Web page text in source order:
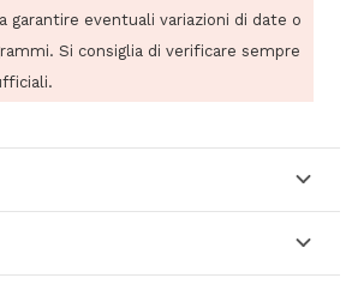
garantire eventuali variazioni di date o
Si consiglia di verificare sempre